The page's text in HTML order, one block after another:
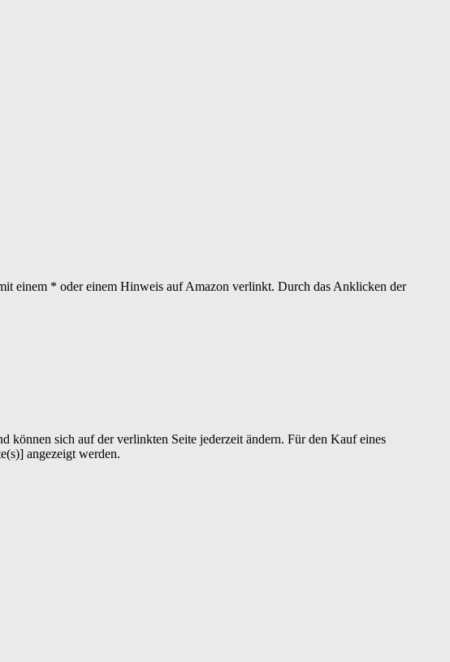
einem * oder einem Hinweis auf Amazon verlinkt. Durch das Anklicken der
können sich auf der verlinkten Seite jederzeit ändern. Für den Kauf eines
angezeigt werden.